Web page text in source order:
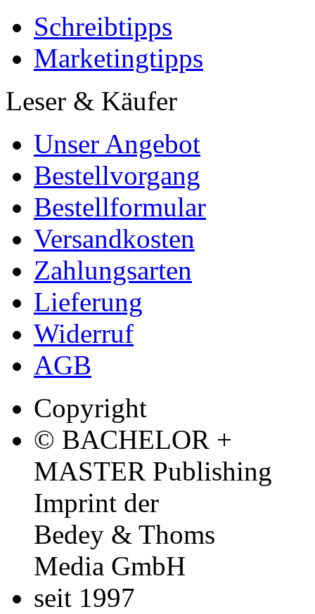
Schreibtipps
Marketingtipps
Leser & Käufer
Unser Angebot
Bestellvorgang
Bestellformular
Versandkosten
Zahlungsarten
Lieferung
Widerruf
AGB
Copyright
© BACHELOR +
MASTER Publishing
Imprint der
Bedey & Thoms
Media GmbH
seit 1997